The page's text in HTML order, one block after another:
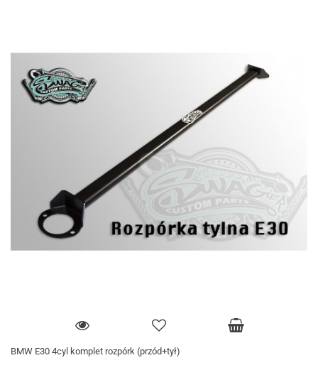
BMW E30 4cyl komplet rozpórk (przód+tył)